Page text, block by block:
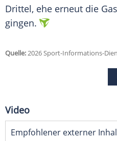
Drittel, ehe erneut die
gingen.
Quelle:2026 Sport-Informations-
Video
Empfohlener externer